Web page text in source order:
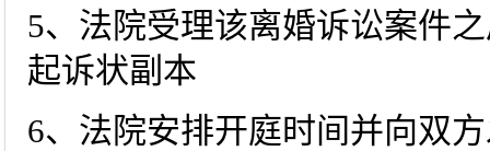
5、法院受理该离婚诉讼案件
起诉状副本
6、法院安排开庭时间并向双